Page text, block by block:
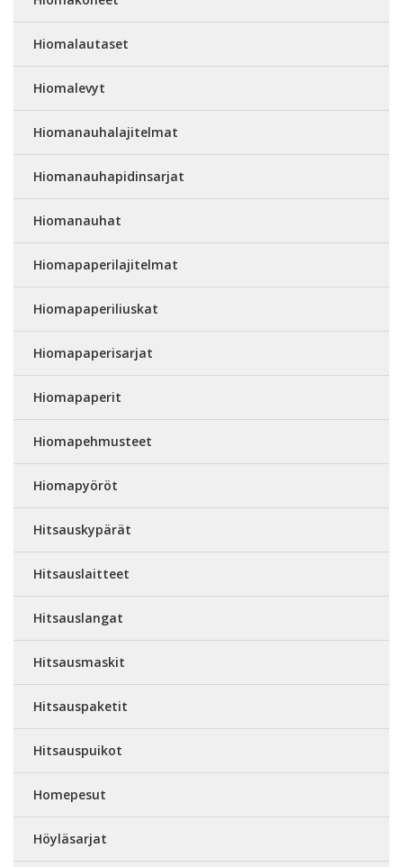
Hiomalautaset
Hiomalevyt
Hiomanauhalajitelmat
Hiomanauhapidinsarjat
Hiomanauhat
Hiomapaperilajitelmat
Hiomapaperiliuskat
Hiomapaperisarjat
Hiomapaperit
Hiomapehmusteet
Hiomapyöröt
Hitsauskypärät
Hitsauslaitteet
Hitsauslangat
Hitsausmaskit
Hitsauspaketit
Hitsauspuikot
Homepesut
Höyläsarjat